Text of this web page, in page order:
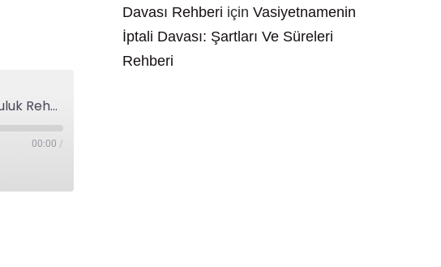
Kiracı ve Ev Sahibi Anlaşmazlıklarında Yeni Dönem: Zorunlu Arabuluculuk Rehberi
00:00 /
Davası Rehberi için Vasiyetnamenin
İptali Davası: Şartları Ve Süreleri
Rehberi